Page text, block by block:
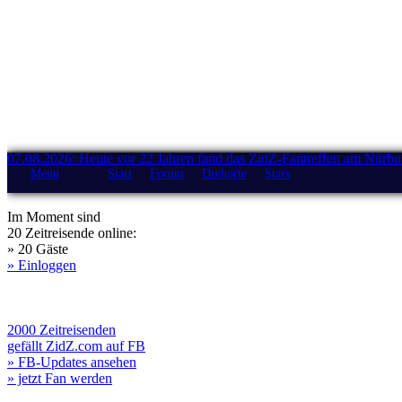
07.08.2026: Heute vor 22 Jahren fand das ZidZ-Fantreffen am
Menü Start Forum Drehorte Stars
Im Moment sind
20 Zeitreisende online:
» 20 Gäste
» Einloggen
2000 Zeitreisenden
gefällt ZidZ.com auf FB
» FB-Updates ansehen
» jetzt Fan werden